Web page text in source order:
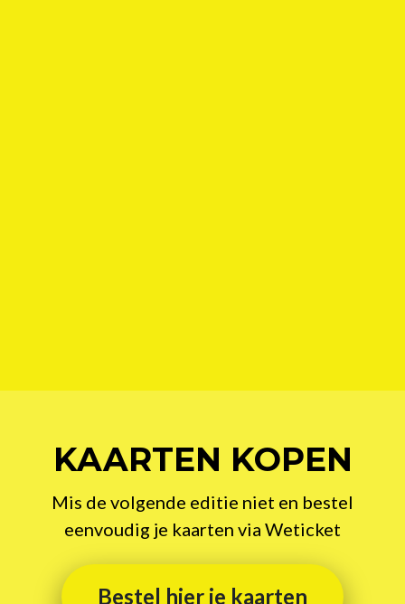
KAARTEN KOPEN
Mis de volgende editie niet en bestel
eenvoudig je kaarten via Weticket
Bestel hier je kaarten